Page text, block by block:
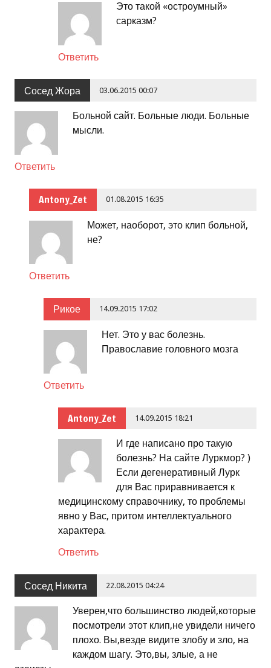
Это такой «остроумный»
сарказм?
Ответить
Сосед Жора 03.06.2015 00:07
Больной сайт. Больные люди. Больные
мысли.
Ответить
Antony_Zet 01.08.2015 16:35
Может, наоборот, это клип больной,
не?
Ответить
Рикое 14.09.2015 17:02
Нет. Это у вас болезнь.
Православие головного мозга
Ответить
Antony_Zet 14.09.2015 18:21
И где написано про такую
болезнь? На сайте Луркмор? )
Если дегенеративный Лурк
для Вас приравнивается к
медицинскому справочнику, то проблемы
явно у Вас, притом интеллектуального
характера.
Ответить
Сосед Никита 22.08.2015 04:24
Уверен,что большинство людей,которые
посмотрели этот клип,не увидели ничего
плохо. Вы,везде видите злобу и зло, на
каждом шагу. Это,вы, злые, а не